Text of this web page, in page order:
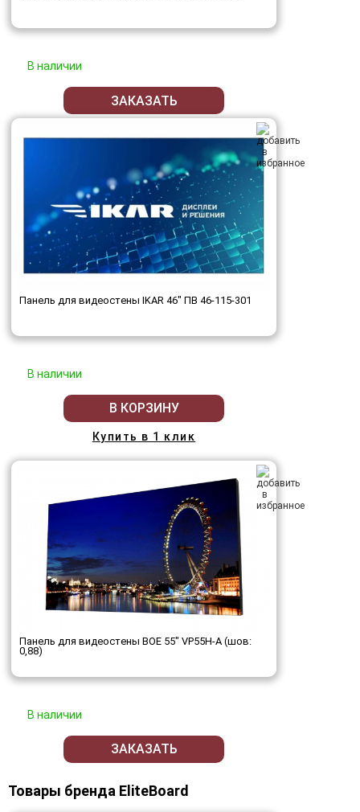
В наличии
ЗАКАЗАТЬ
Панель для видеостены IKAR 46" ПВ 46-115-301
В наличии
В КОРЗИНУ
Купить в 1 клик
Панель для видеостены BOE 55" VP55H-A (шов:
0,88)
В наличии
ЗАКАЗАТЬ
Товары бренда EliteBoard